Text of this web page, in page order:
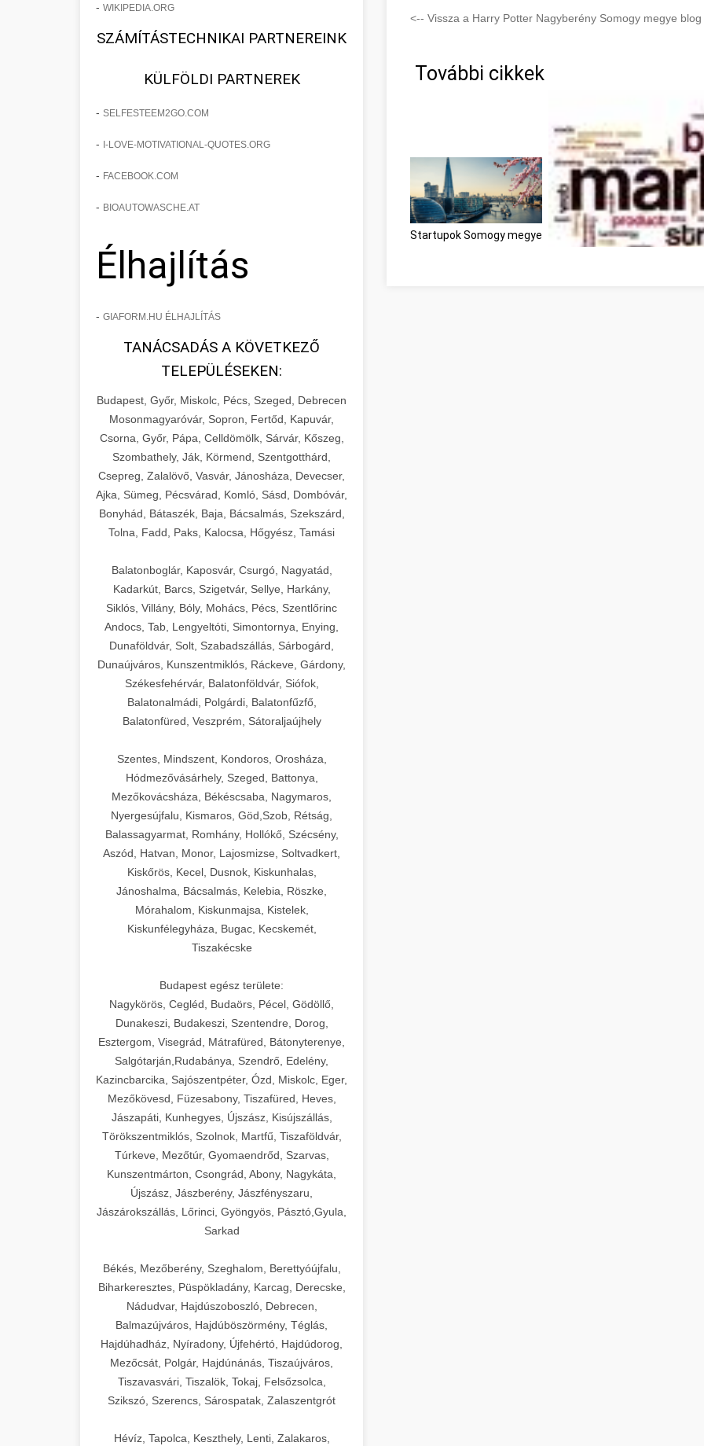
- WIKIPEDIA.ORG
SZÁMÍTÁSTECHNIKAI PARTNEREINK
KÜLFÖLDI PARTNEREK
- SELFESTEEM2GO.COM
- I-LOVE-MOTIVATIONAL-QUOTES.ORG
- FACEBOOK.COM
- BIOAUTOWASCHE.AT
Élhajlítás
- GIAFORM.HU ÉLHAJLÍTÁS
TANÁCSADÁS A KÖVETKEZŐ
TELEPÜLÉSEKEN:
Budapest, Győr, Miskolc, Pécs, Szeged, Debrecen
Mosonmagyaróvár, Sopron, Fertőd, Kapuvár,
Csorna, Győr, Pápa, Celldömölk, Sárvár, Kőszeg,
Szombathely, Ják, Körmend, Szentgotthárd,
Csepreg, Zalalövő, Vasvár, Jánosháza, Devecser,
Ajka, Sümeg, Pécsvárad, Komló, Sásd, Dombóvár,
Bonyhád, Bátaszék, Baja, Bácsalmás, Szekszárd,
Tolna, Fadd, Paks, Kalocsa, Hőgyész, Tamási
Balatonboglár, Kaposvár, Csurgó, Nagyatád,
Kadarkút, Barcs, Szigetvár, Sellye, Harkány,
Siklós, Villány, Bóly, Mohács, Pécs, Szentlőrinc
Andocs, Tab, Lengyeltóti, Simontornya, Enying,
Dunaföldvár, Solt, Szabadszállás, Sárbogárd,
Dunaújváros, Kunszentmiklós, Ráckeve, Gárdony,
Székesfehérvár, Balatonföldvár, Siófok,
Balatonalmádi, Polgárdi, Balatonfűzfő,
Balatonfüred, Veszprém, Sátoraljaújhely
Szentes, Mindszent, Kondoros, Orosháza,
Hódmezővásárhely, Szeged, Battonya,
Mezőkovácsháza, Békéscsaba, Nagymaros,
Nyergesújfalu, Kismaros, Göd,Szob, Rétság,
Balassagyarmat, Romhány, Hollókő, Szécsény,
Aszód, Hatvan, Monor, Lajosmizse, Soltvadkert,
Kiskőrös, Kecel, Dusnok, Kiskunhalas,
Jánoshalma, Bácsalmás, Kelebia, Röszke,
Mórahalom, Kiskunmajsa, Kistelek,
Kiskunfélegyháza, Bugac, Kecskemét,
Tiszakécske
Budapest egész területe:
Nagykörös, Cegléd, Budaörs, Pécel, Gödöllő,
Dunakeszi, Budakeszi, Szentendre, Dorog,
Esztergom, Visegrád, Mátrafüred, Bátonyterenye,
Salgótarján,Rudabánya, Szendrő, Edelény,
Kazincbarcika, Sajószentpéter, Ózd, Miskolc, Eger,
Mezőkövesd, Füzesabony, Tiszafüred, Heves,
Jászapáti, Kunhegyes, Újszász, Kisújszállás,
Törökszentmiklós, Szolnok, Martfű, Tiszaföldvár,
Túrkeve, Mezőtúr, Gyomaendrőd, Szarvas,
Kunszentmárton, Csongrád, Abony, Nagykáta,
Újszász, Jászberény, Jászfényszaru,
Jászárokszállás, Lőrinci, Gyöngyös, Pásztó,Gyula,
Sarkad
Békés, Mezőberény, Szeghalom, Berettyóújfalu,
Biharkeresztes, Püspökladány, Karcag, Derecske,
Nádudvar, Hajdúszoboszló, Debrecen,
Balmazújváros, Hajdúböszörmény, Téglás,
Hajdúhadház, Nyíradony, Újfehértó, Hajdúdorog,
Mezőcsát, Polgár, Hajdúnánás, Tiszaújváros,
Tiszavasvári, Tiszalök, Tokaj, Felsőzsolca,
Szikszó, Szerencs, Sárospatak, Zalaszentgrót
Hévíz, Tapolca, Keszthely, Lenti, Zalakaros,
<-- Vissza a Harry Potter Nagyberény Somogy megye blog
További cikkek
Startupok Somogy megye